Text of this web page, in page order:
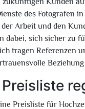
des Fotografen
Arbeit und den
dabei, sich sicher zu
tragen Referenzen
Preisliste für